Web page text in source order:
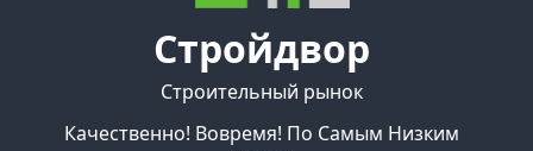
Стройдвор
Строительный рынок
Качественно! Вовремя! По Самым Низким